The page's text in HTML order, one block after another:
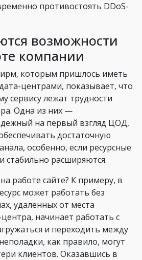
противостоять DDoS-
возможности
компании
которым пришлось иметь
центрами, показывает, что
сервису лежат трудности
Одна из них —
на первый взгляд ЦОД,
достаточную
особенно, если ресурсные
расширяются.
работе сайте? К примеру, в
может работать без
удаленных от места
начинает работать с
и переходить между
как правило, могут
клиентов. Оказавшись в